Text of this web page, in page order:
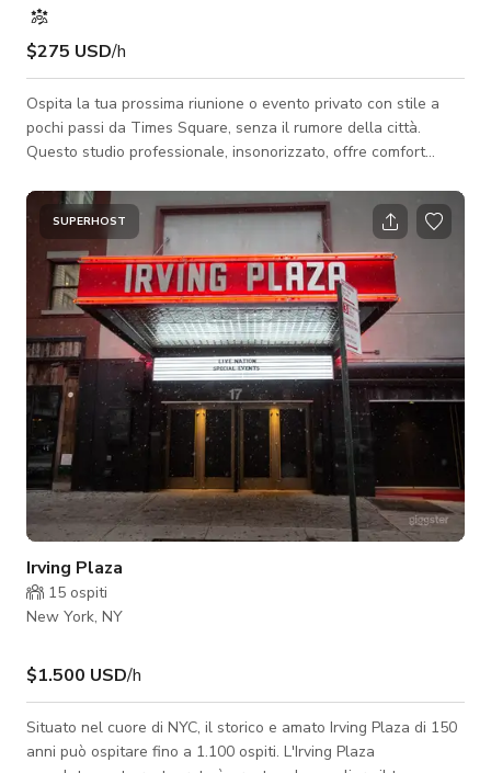
$275 USD/h
Ospita la tua prossima riunione o evento privato con stile a
pochi passi da Times Square, senza il rumore della città.
Questo studio professionale, insonorizzato, offre comfort
broadcast per un'esperienza NYC senza pari. Layout e
capacità dello studio: - Cabina di isolamento: 10' 9.5" x 9' 5"
(101,6 piedi quadrati) – ospita comodamente fino a 6 persone
- Sala controllo: 21' 6" x 17' 2" (369,2 piedi quadrati) – ospita
comodame
SUPERHOST
Irving Plaza
15 ospiti
New York, NY
$1.500 USD/h
Situato nel cuore di NYC, il storico e amato Irving Plaza di 150
anni può ospitare fino a 1.100 ospiti. L'Irving Plaza